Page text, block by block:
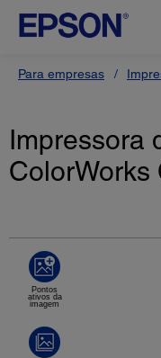
Para empresas
Impressora
ColorWorks